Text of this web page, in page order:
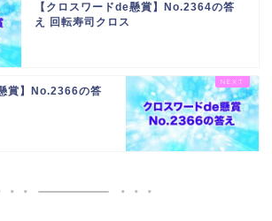
【クロスワードde懸賞】No.2364の答
え 回転寿司クロス
賞】No.2366の答